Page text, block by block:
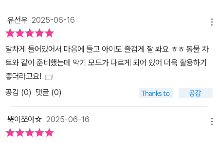
유선우 2025-06-16
알차게 들어있어서 마음에 들고 아이도 즐겁게 잘 봐요 ㅎㅎ 동물 차
트와 같이 준비했는데 악기 모드가 다르게 되어 있어 더욱 활용하기
좋더라고요!
공감 (0) 댓글 (0)
뿍이쪼아☆ 2025-06-16